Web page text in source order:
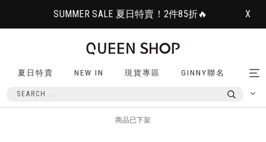
SUMMER SALE 夏日特賣！2件85折🔥 X
夏日特賣 NEW IN 現貨專區 GINNY聯名
商品已下架